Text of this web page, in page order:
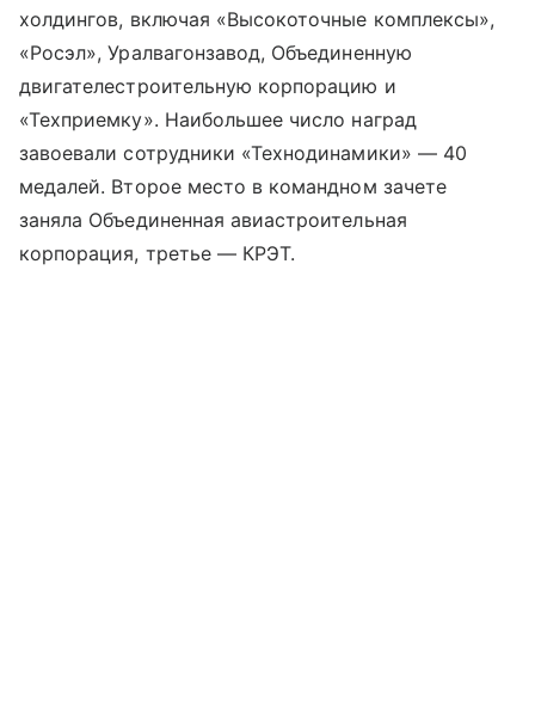
холдингов, включая «Высокоточные комплексы»,
«Росэл», Уралвагонзавод, Объединенную
двигателестроительную корпорацию и
«Техприемку». Наибольшее число наград
завоевали сотрудники «Технодинамики» — 40
медалей. Второе место в командном зачете
заняла Объединенная авиастроительная
корпорация, третье — КРЭТ.